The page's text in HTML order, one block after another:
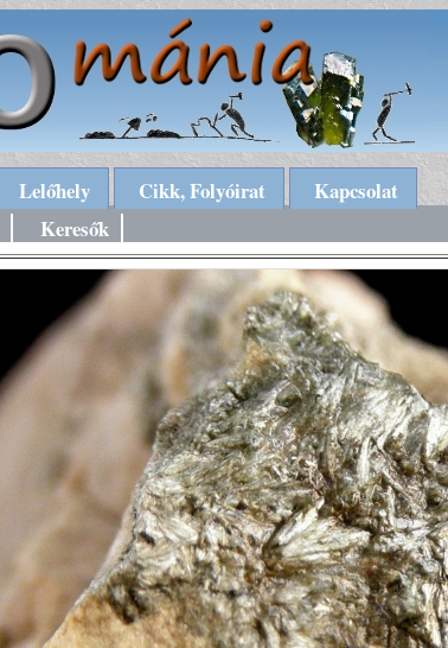
Lelőhely Cikk, Folyóirat
Kapcsolat
Keresők